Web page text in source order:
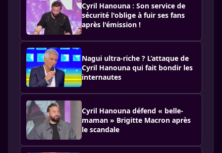
Cyril Hanouna : Son service de
sécurité l'oblige à fuir ses fans
après l'émission !
Nagui ultra-riche ? L’attaque de
Cyril Hanouna qui fait bondir les
internautes
Cyril Hanouna défend « belle-
maman » Brigitte Macron après
le scandale